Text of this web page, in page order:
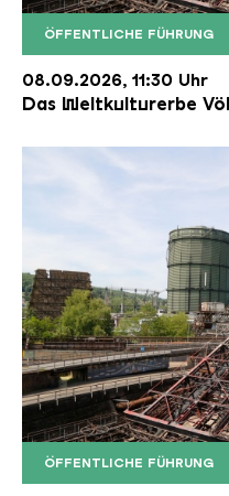
ÖFFENTLICHE FÜHRUNG
Der Erzschrägaufzug
Copyright:
08.09.2026, 11:30 Uhr
Das Weltkulturerbe
ÖFFENTLICHE FÜHRUNG
Der Erzschrägaufzug
Copyright: